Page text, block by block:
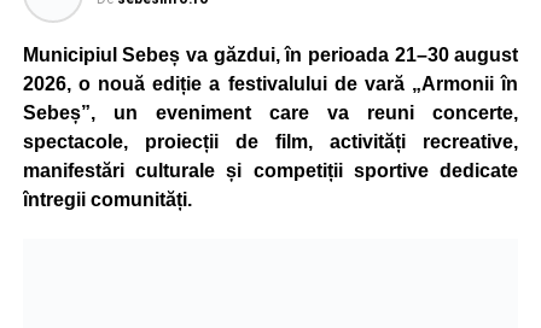
stabilească toate împrejurările în care s-a produs
accidentul.
Adaugă-ne ca sursă preferată
Municipiul Sebeș va găzdui, în perioada 21–30 august
2026, o nouă ediție a festivalului de vară „Armonii în
Sebeș”, un eveniment care va reuni concerte,
spectacole, proiecții de film, activități recreative,
manifestări culturale și competiții sportive dedicate
întregii comunități.